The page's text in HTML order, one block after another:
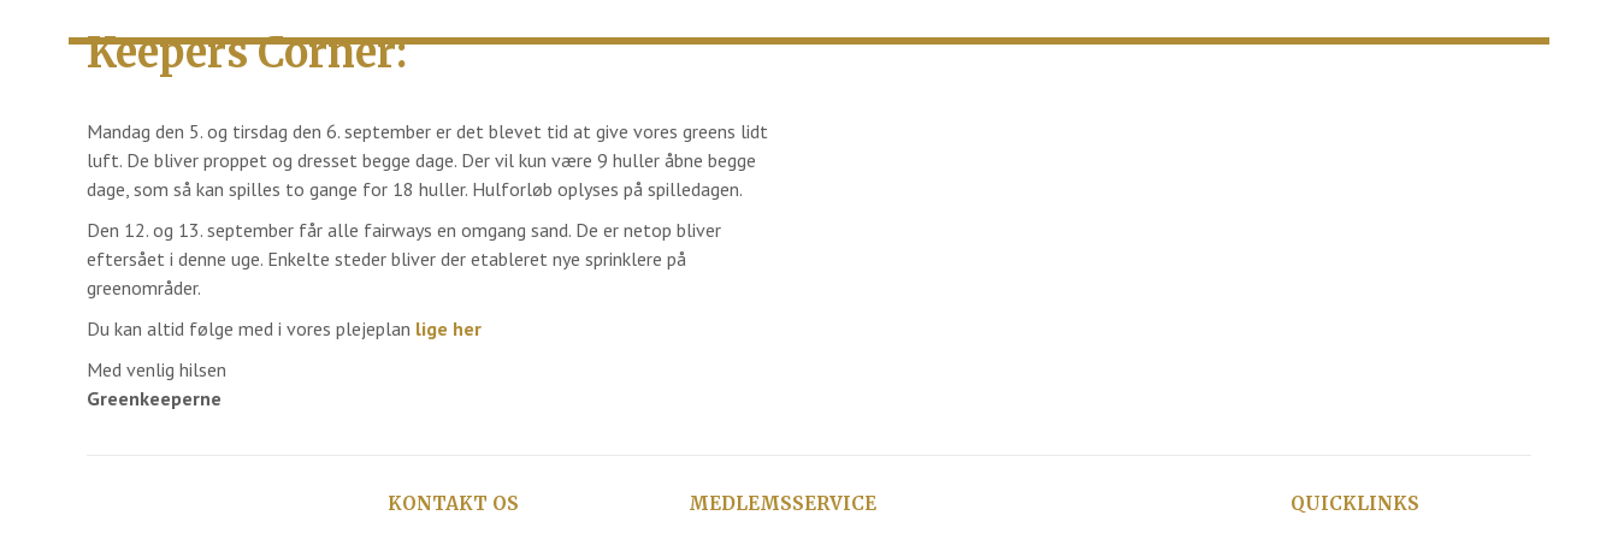
Keepers Corner:
Mandag den 5. og tirsdag den 6. september er det blevet tid at give vores greens lidt
luft. De bliver proppet og dresset begge dage. Der vil kun være 9 huller åbne begge
dage, som så kan spilles to gange for 18 huller. Hulforløb oplyses på spilledagen.
Den 12. og 13. september får alle fairways en omgang sand. De er netop bliver
eftersået i denne uge. Enkelte steder bliver der etableret nye sprinklere på
greenområder.
Du kan altid følge med i vores plejeplan lige her
Med venlig hilsen
Greenkeeperne
KONTAKT OS MEDLEMSSERVICE QUICKLINKS